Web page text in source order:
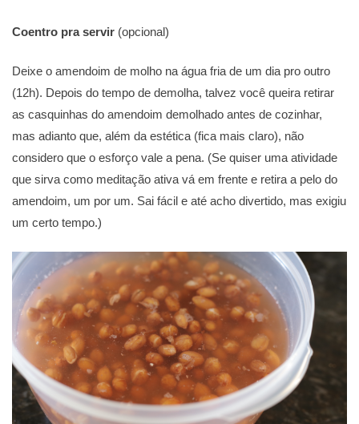
Coentro pra servir (opcional)
Deixe o amendoim de molho na água fria de um dia pro outro
(12h). Depois do tempo de demolha, talvez você queira retirar
as casquinhas do amendoim demolhado antes de cozinhar,
mas adianto que, além da estética (fica mais claro), não
considero que o esforço vale a pena. (Se quiser uma atividade
que sirva como meditação ativa vá em frente e retira a pelo do
amendoim, um por um. Sai fácil e até acho divertido, mas exigiu
um certo tempo.)